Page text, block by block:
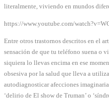
literalmente, viviendo en mundos
https://www.youtube.com/
Entre otros trastornos descritos en el
sensación de que tu teléfono suena o
siquiera lo llevas encima en ese
obsesiva por la salud que lleva a
autodiagnosticar afecciones
‘delirio de El show de Truman’ o